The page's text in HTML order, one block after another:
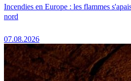
Incendies en Europe : les flammes
nord
07.08.2026